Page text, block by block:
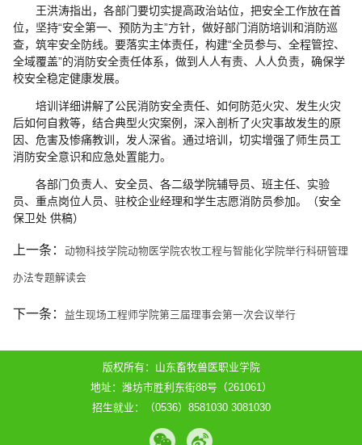
王洪涛指出，各部门要切实提高政治站位，把安全工作放在首
位，坚持“安全第一、预防为主”方针，做好部门消防培训和消防巡
查，筑牢安全防线。要落实主体责任，构建“全员参与、全程管控、
全域覆盖”的消防安全责任体系，做到人人有责、人人负责，确保学
校安全稳定健康发展。
培训详细讲解了公民消防安全责任、如何防范火灾、发生火灾
后如何自救等，结合典型火灾案例，深入剖析了火灾事故发生的原
因、危害及惨痛教训，发人深省。通过培训，切实增强了师生员工
消防安全意识和应急处置能力。
各部门负责人、安全员、各二级学院辅导员、班主任、实验
员、重点岗位人员、驻校企业经理和学生志愿消防员参加。（安全
保卫处 供稿）
上一条： 动物科技学院动物医学院农牧工程与智能化学院举行科研管理
办法专题解读会
下一条： 益生现场工程师学院第三届理事会第一次会议举行
版权所有：山东畜牧兽医职业学院
地址：潍坊市胜利东街88号（261061）
招生就业：（0536）8581030 3081030